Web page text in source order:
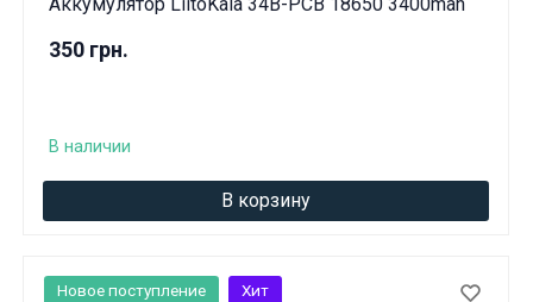
Аккумулятор LiitoKala 34B-PCB 18650 3400mah
350 грн.
В наличии
В корзину
Новое поступление Хит